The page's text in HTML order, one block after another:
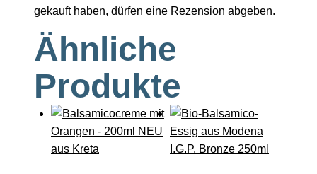
gekauft haben, dürfen eine Rezension abgeben.
Ähnliche
Produkte